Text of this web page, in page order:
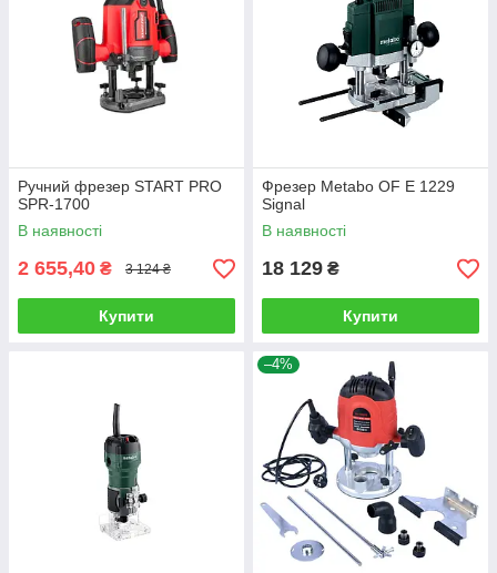
Ручний фрезер START PRO
SPR-1700
В наявності
2 655,40 ₴ 3 124 ₴
Купити
Фрезер Metabo OF E 1229
Signal
В наявності
18 129 ₴
Купити
–4%